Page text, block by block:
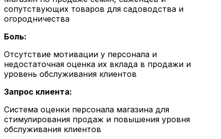
сопутствующих товаров для садоводства и
огородничества
Боль:
Отсутствие мотивации у персонала и
недостаточная оценка их вклада в продажи и
уровень обслуживания клиентов
Запрос клиента:
Система оценки персонала магазина для
стимулирования продаж и повышения уровня
обслуживания клиентов